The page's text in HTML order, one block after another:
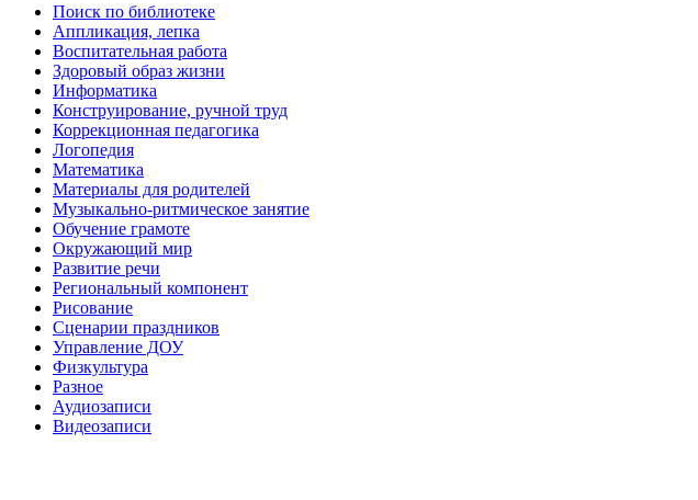
Поиск по библиотеке
Аппликация, лепка
Воспитательная работа
Здоровый образ жизни
Информатика
Конструирование, ручной труд
Коррекционная педагогика
Логопедия
Математика
Материалы для родителей
Музыкально-ритмическое занятие
Обучение грамоте
Окружающий мир
Развитие речи
Региональный компонент
Рисование
Сценарии праздников
Управление ДОУ
Физкультура
Разное
Аудиозаписи
Видеозаписи